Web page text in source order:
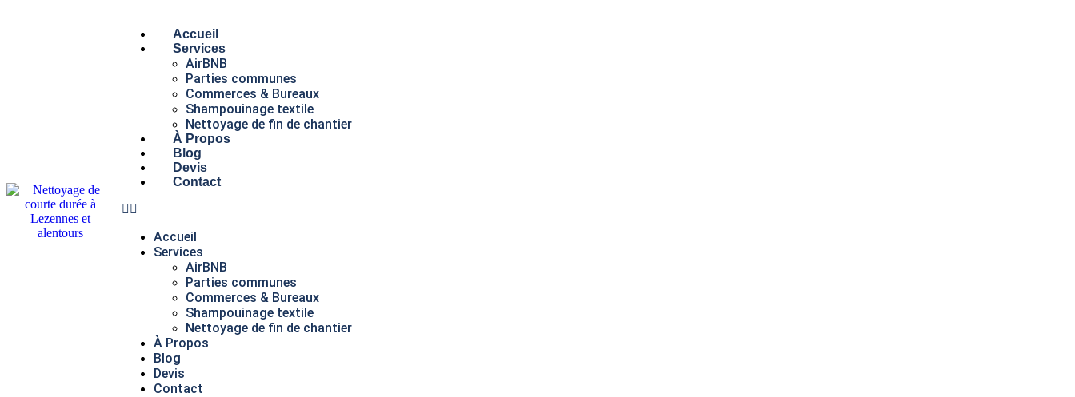
Accueil
Services
AirBNB
Parties communes
Commerces & Bureaux
Shampouinage textile
Nettoyage de fin de chantier
À Propos
Blog
Devis
Contact
Accueil
Services
AirBNB
Parties communes
Commerces & Bureaux
Shampouinage textile
Nettoyage de fin de chantier
À Propos
Blog
Devis
Contact